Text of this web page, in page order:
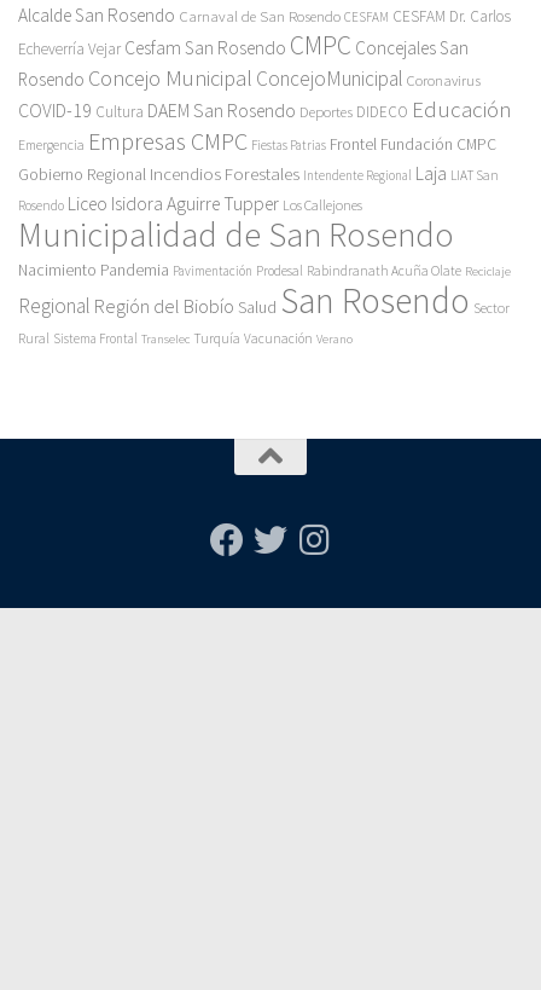
Alcalde San Rosendo Carnaval de San Rosendo CESFAM CESFAM Dr. Carlos
Echeverría Vejar Cesfam San Rosendo CMPC Concejales San
Rosendo Concejo Municipal ConcejoMunicipal Coronavirus
COVID-19 Cultura DAEM San Rosendo Deportes DIDECO Educación
Emergencia Empresas CMPC Fiestas Patrias Frontel Fundación CMPC
Gobierno Regional Incendios Forestales Intendente Regional Laja LIAT San
Rosendo Liceo Isidora Aguirre Tupper Los Callejones
Municipalidad de San Rosendo
Nacimiento Pandemia Pavimentación Prodesal Rabindranath Acuña Olate Reciclaje
Regional Región del Biobío Salud San Rosendo Sector
Rural Sistema Frontal Transelec Turquía Vacunación Verano